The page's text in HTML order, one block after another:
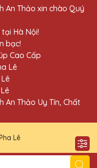
An Thảo xin chào Quý
Hà Nội!
bạc!
Cao Cấp
Lê
An Thảo Uy Tín, Chất